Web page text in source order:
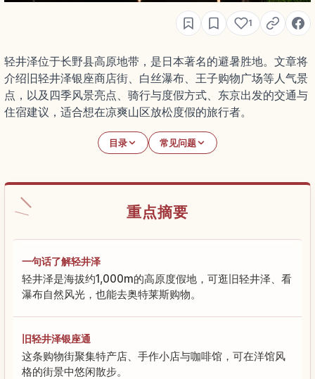
1
轻井泽位于长野县高原地带，是日本著名的避暑胜地。文章将
介绍旧轻井泽银座商店街、白丝瀑布、王子购物广场等人气景
点，以及四季风景亮点、骑行与度假方式、东京出发的交通与
住宿建议，适合想在凉爽山区放松度假的旅行者。
目录 常见问题
重点摘要
一句话了解轻井泽
轻井泽是海拔约1,000m的高原度假地，可逛旧轻井泽、看
瀑布自然风光，也能去奥特莱斯购物。
旧轻井泽银座通
这条购物街聚集特产店、手作小店与咖啡馆，可在洋馆风
格的街景中悠闲散步。